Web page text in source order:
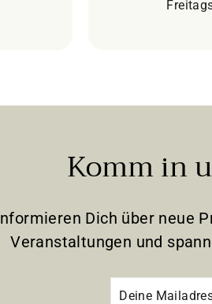
Komm in
Dich über neue
Veranstaltungen und